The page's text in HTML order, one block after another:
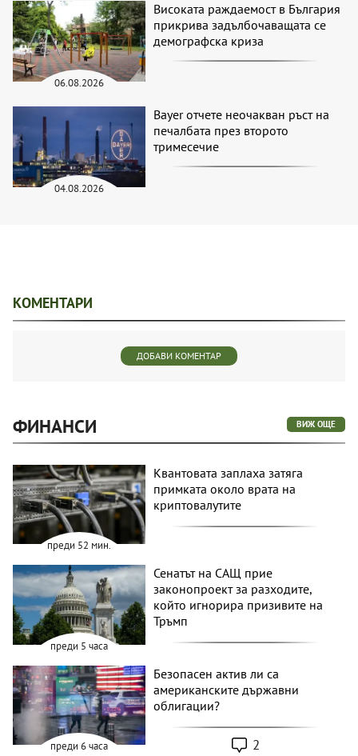
06.08.2026
Високата раждаемост в България
прикрива задълбочаващата се
демографска криза
04.08.2026
Bayer отчете неочакван ръст на
печалбата през второто
тримесечие
КОМЕНТАРИ
ДОБАВИ КОМЕНТАР
ФИНАНСИ ВИЖ ОЩЕ
преди 52 мин.
Квантовата заплаха затяга
примката около врата на
криптовалутите
преди 5 часа
Сенатът на САЩ прие
законопроект за разходите,
който игнорира призивите на
Тръмп
преди 6 часа
Безопасен актив ли са
американските държавни
облигации?
2